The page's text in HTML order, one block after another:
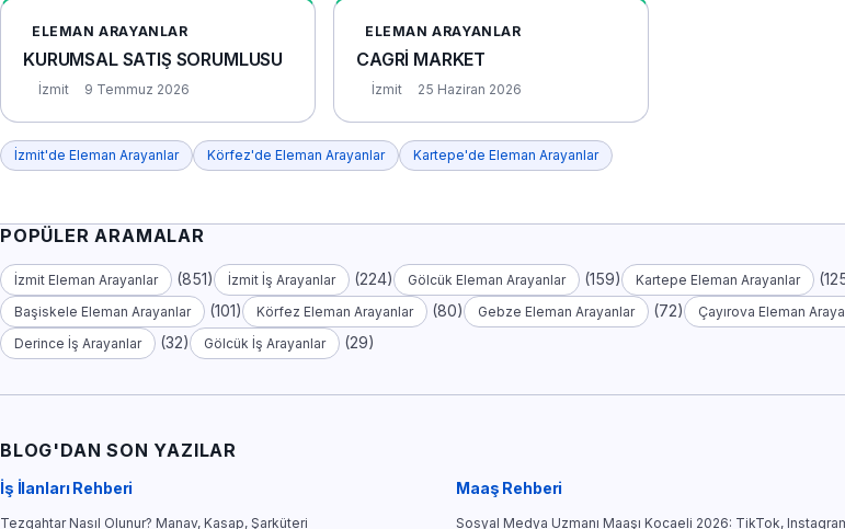
ELEMAN ARAYANLAR
KURUMSAL SATIŞ SORUMLUSU
İzmit 9 Temmuz 2026
ELEMAN ARAYANLAR
CAGRİ MARKET
İzmit 25 Haziran 2026
İzmit'de Eleman Arayanlar Körfez'de Eleman Arayanlar Kartepe'de Eleman Arayanlar
POPÜLER ARAMALAR
İzmit Eleman Arayanlar (851) İzmit İş Arayanlar (224) Gölcük Eleman Arayanlar (159) Kartepe Eleman Arayanlar
Başiskele Eleman Arayanlar (101) Körfez Eleman Arayanlar (80) Gebze Eleman Arayanlar (72) Çayırova Eleman
Derince İş Arayanlar (32) Gölcük İş Arayanlar (29)
BLOG'DAN SON YAZILAR
İş İlanları Rehberi
Tezgahtar Nasıl Olunur? Manav, Kasap, Şarküteri
Maaş Rehberi
Sosyal Medya Uzmanı Maaşı Kocaeli 2026: TikTok,